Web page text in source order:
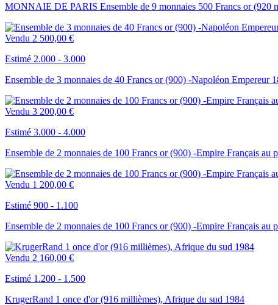
MONNAIE DE PARIS Ensemble de 9 monnaies 500 Francs or (920
Vendu 2 500,00 €
Estimé 2.000 - 3.000
Ensemble de 3 monnaies de 40 Francs or (900) -Napoléon
Vendu 3 200,00 €
Estimé 3.000 - 4.000
Ensemble de 2 monnaies de 100 Francs or (900) -Empire Français
Vendu 1 200,00 €
Estimé 900 - 1.100
Ensemble de 2 monnaies de 100 Francs or (900) -Empire Français
Vendu 2 160,00 €
Estimé 1.200 - 1.500
KrugerRand 1 once d'or (916 millièmes), Afrique du sud 1984